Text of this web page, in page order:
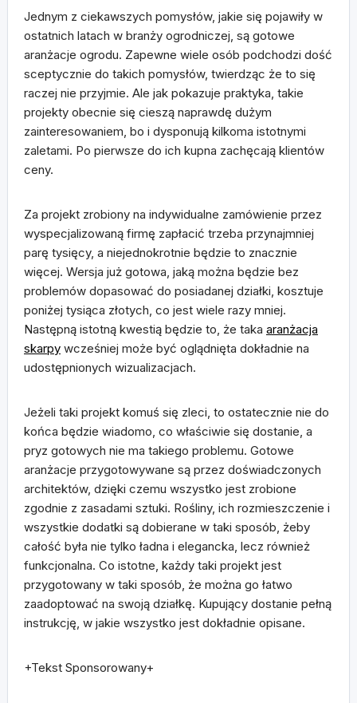
Jednym z ciekawszych pomysłów, jakie się pojawiły w
ostatnich latach w branży ogrodniczej, są gotowe
aranżacje ogrodu. Zapewne wiele osób podchodzi dość
sceptycznie do takich pomysłów, twierdząc że to się
raczej nie przyjmie. Ale jak pokazuje praktyka, takie
projekty obecnie się cieszą naprawdę dużym
zainteresowaniem, bo i dysponują kilkoma istotnymi
zaletami. Po pierwsze do ich kupna zachęcają klientów
ceny.
Za projekt zrobiony na indywidualne zamówienie przez
wyspecjalizowaną firmę zapłacić trzeba przynajmniej
parę tysięcy, a niejednokrotnie będzie to znacznie
więcej. Wersja już gotowa, jaką można będzie bez
problemów dopasować do posiadanej działki, kosztuje
poniżej tysiąca złotych, co jest wiele razy mniej.
Następną istotną kwestią będzie to, że taka aranżacja
skarpy wcześniej może być oglądnięta dokładnie na
udostępnionych wizualizacjach.
Jeżeli taki projekt komuś się zleci, to ostatecznie nie do
końca będzie wiadomo, co właściwie się dostanie, a
pryz gotowych nie ma takiego problemu. Gotowe
aranżacje przygotowywane są przez doświadczonych
architektów, dzięki czemu wszystko jest zrobione
zgodnie z zasadami sztuki. Rośliny, ich rozmieszczenie i
wszystkie dodatki są dobierane w taki sposób, żeby
całość była nie tylko ładna i elegancka, lecz również
funkcjonalna. Co istotne, każdy taki projekt jest
przygotowany w taki sposób, że można go łatwo
zaadoptować na swoją działkę. Kupujący dostanie pełną
instrukcję, w jakie wszystko jest dokładnie opisane.
+Tekst Sponsorowany+